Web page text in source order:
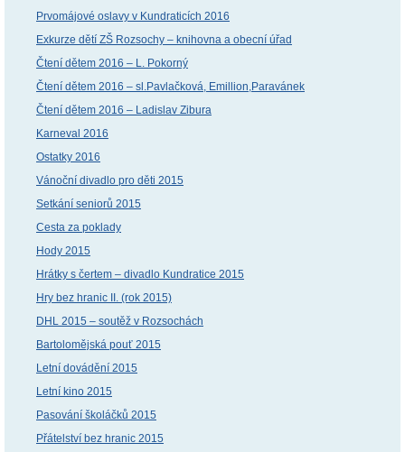
Prvomájové oslavy v Kundraticích 2016
Exkurze dětí ZŠ Rozsochy – knihovna a obecní úřad
Čtení dětem 2016 – L. Pokorný
Čtení dětem 2016 – sl.Pavlačková, Emillion,Paravánek
Čtení dětem 2016 – Ladislav Zibura
Karneval 2016
Ostatky 2016
Vánoční divadlo pro děti 2015
Setkání seniorů 2015
Cesta za poklady
Hody 2015
Hrátky s čertem – divadlo Kundratice 2015
Hry bez hranic II. (rok 2015)
DHL 2015 – soutěž v Rozsochách
Bartolomějská pouť 2015
Letní dovádění 2015
Letní kino 2015
Pasování školáčků 2015
Přátelství bez hranic 2015